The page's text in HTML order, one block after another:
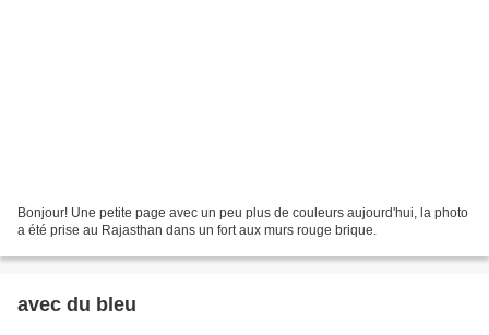
Bonjour! Une petite page avec un peu plus de couleurs aujourd'hui, la photo
a été prise au Rajasthan dans un fort aux murs rouge brique.
avec du bleu